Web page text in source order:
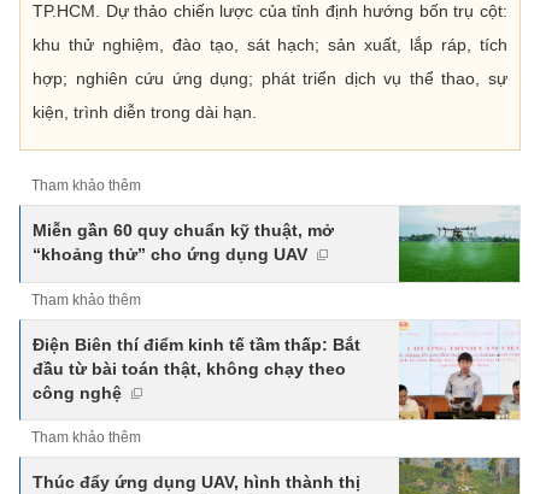
TP.HCM. Dự thảo chiến lược của tỉnh định hướng bốn trụ cột:
khu thử nghiệm, đào tạo, sát hạch; sản xuất, lắp ráp, tích
hợp; nghiên cứu ứng dụng; phát triển dịch vụ thể thao, sự
kiện, trình diễn trong dài hạn.
Tham khảo thêm
Miễn gần 60 quy chuẩn kỹ thuật, mở
“khoảng thử” cho ứng dụng UAV
Tham khảo thêm
Điện Biên thí điểm kinh tế tầm thấp: Bắt
đầu từ bài toán thật, không chạy theo
công nghệ
Tham khảo thêm
Thúc đẩy ứng dụng UAV, hình thành thị